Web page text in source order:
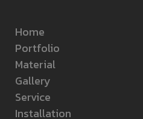
Home
Portfolio
Material
Gallery
Service
Installation